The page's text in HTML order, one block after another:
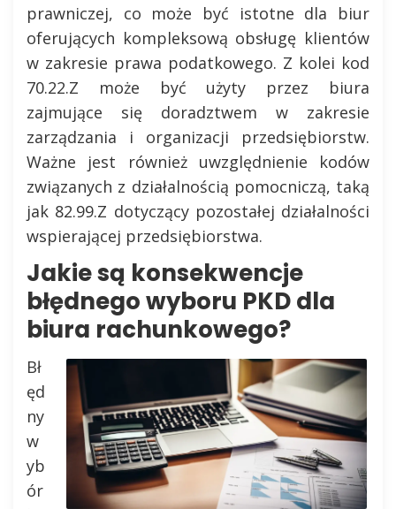
prawniczej, co może być istotne dla biur
oferujących kompleksową obsługę klientów
w zakresie prawa podatkowego. Z kolei kod
70.22.Z może być użyty przez biura
zajmujące się doradztwem w zakresie
zarządzania i organizacji przedsiębiorstw.
Ważne jest również uwzględnienie kodów
związanych z działalnością pomocniczą, taką
jak 82.99.Z dotyczący pozostałej działalności
wspierającej przedsiębiorstwa.
Jakie są konsekwencje
błędnego wyboru PKD dla
biura rachunkowego?
Bł
ęd
ny
w
yb
ór